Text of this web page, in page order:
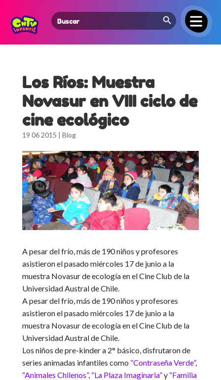
Search
for:
Search Button
Los Ríos: Muestra
Novasur en VIII ciclo de
cine ecológico
19 06 2015 | Blog
A pesar del frío, más de 190 niños y profesores
asistieron el pasado miércoles 17 de junio a la
muestra Novasur de ecología en el Cine Club de la
Universidad Austral de Chile.
A pesar del frío,más de 190 niños y profesores
asistieron el pasado miércoles 17 de junio a la
muestra Novasur de ecología en el Cine Club de la
Universidad Austral de Chile.
Los niños de pre-kinder a 2° básico, disfrutaron de
series animadas infantiles como “Contraseña Verde”,
“Animales Chilenos”, “La Plaza Imaginaria”y “Familia